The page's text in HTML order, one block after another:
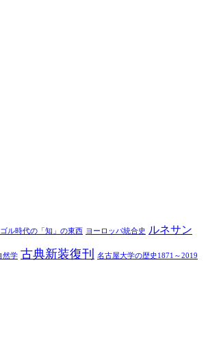
ル時代の「知」の東西 ヨーロッパ統合史 ルネサン
然学 古典新装復刊 名古屋大学の歴史1871～2019